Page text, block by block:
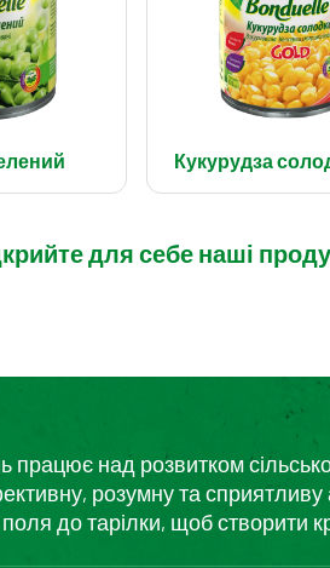
Кукурудза
для себе наші
працює над розвитком
розумну та сприятливу
до тарілки, щоб створити